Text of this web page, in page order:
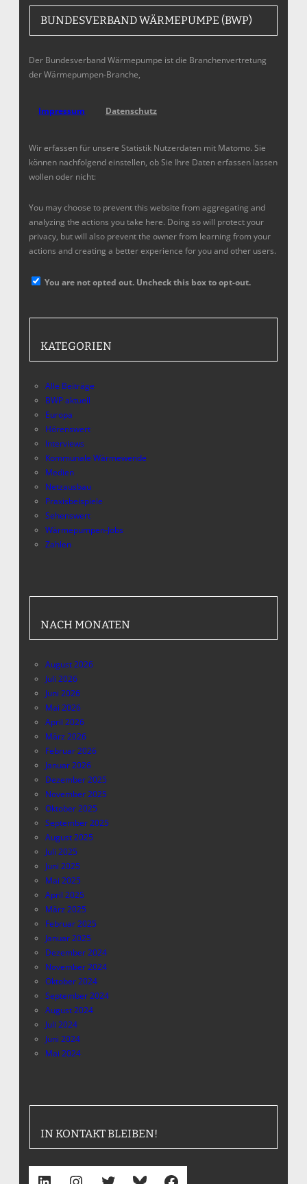
BUNDESVERBAND WÄRMEPUMPE (BWP)
Der Bundesverband Wärmepumpe ist die Branchenvertretung
der Wärmepumpen-Branche,
Impressum Datenschutz
Wir erfassen für unsere Statistik Nutzerdaten mit Matomo. Sie
können nachfolgend einstellen, ob Sie Ihre Daten erfassen lassen
wollen oder nicht:
You may choose to prevent this website from aggregating and
analyzing the actions you take here. Doing so will protect your
privacy, but will also prevent the owner from learning from your
actions and creating a better experience for you and other users.
You are not opted out. Uncheck this box to opt-out.
KATEGORIEN
Alle Beiträge
BWP aktuell
Europa
Hörenswert
Interviews
Kommunale Wärmewende
Medien
Netzausbau
Praxisbeispiele
Sehenswert
Wärmepumpen-Jobs
Zahlen
NACH MONATEN
August 2026
Juli 2026
Juni 2026
Mai 2026
April 2026
März 2026
Februar 2026
Januar 2026
Dezember 2025
November 2025
Oktober 2025
September 2025
August 2025
Juli 2025
Juni 2025
Mai 2025
April 2025
März 2025
Februar 2025
Januar 2025
Dezember 2024
November 2024
Oktober 2024
September 2024
August 2024
Juli 2024
Juni 2024
Mai 2024
IN KONTAKT BLEIBEN!